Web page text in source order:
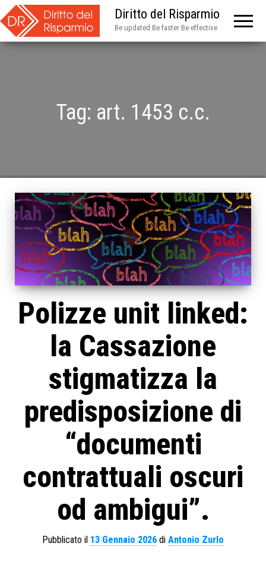
Diritto del Risparmio
Be updated Be faster Be effective
Tag: art. 1453 c.c.
Polizze unit linked:
la Cassazione
stigmatizza la
predisposizione di
“documenti
contrattuali oscuri
od ambigui”.
Pubblicato il 13 Gennaio 2026 di Antonio Zurlo